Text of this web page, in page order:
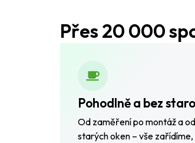
Přes 20 000
Pohodlně a bez
Od zaměření po montáž a
starých oken – vše zařídíme,